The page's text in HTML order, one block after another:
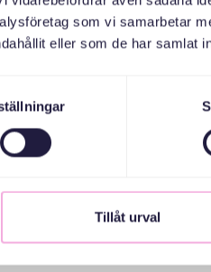
som vi samarbetar
eller som de har samlat
Tillåt urval